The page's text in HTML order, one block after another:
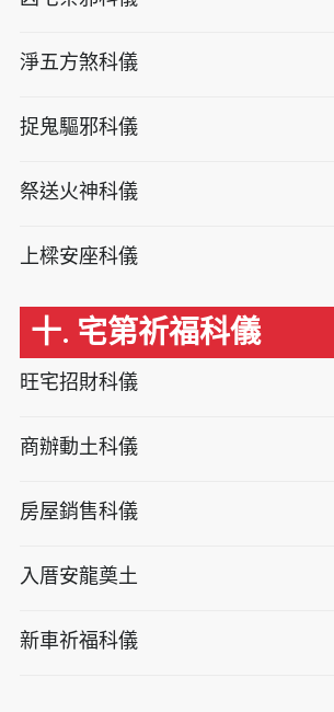
淨五方煞科儀
捉鬼驅邪科儀
祭送火神科儀
上樑安座科儀
十. 宅第祈福科儀
旺宅招財科儀
商辦動土科儀
房屋銷售科儀
入厝安龍奠土
新車祈福科儀